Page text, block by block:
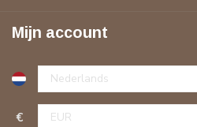
Mijn account
€